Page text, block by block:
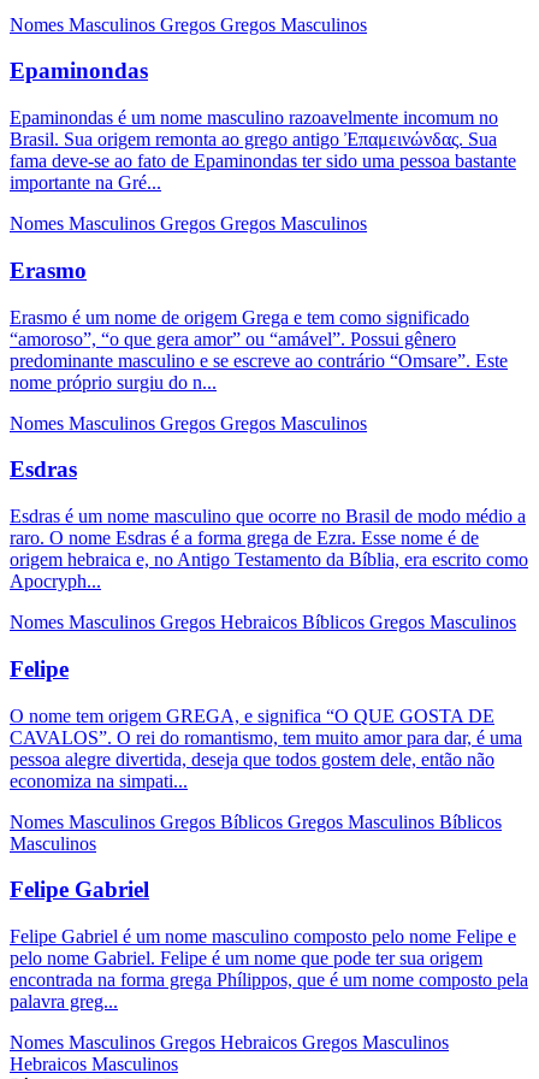
Nomes Masculinos Gregos Gregos Masculinos
Epaminondas
Epaminondas é um nome masculino razoavelmente incomum no
Brasil. Sua origem remonta ao grego antigo Ἐπαμεινώνδας. Sua
fama deve-se ao fato de Epaminondas ter sido uma pessoa bastante
importante na Gré...
Nomes Masculinos Gregos Gregos Masculinos
Erasmo
Erasmo é um nome de origem Grega e tem como significado
“amoroso”, “o que gera amor” ou “amável”. Possui gênero
predominante masculino e se escreve ao contrário “Omsare”. Este
nome próprio surgiu do n...
Nomes Masculinos Gregos Gregos Masculinos
Esdras
Esdras é um nome masculino que ocorre no Brasil de modo médio a
raro. O nome Esdras é a forma grega de Ezra. Esse nome é de
origem hebraica e, no Antigo Testamento da Bíblia, era escrito como
Apocryph...
Nomes Masculinos Gregos Hebraicos Bíblicos Gregos Masculinos
Felipe
O nome tem origem GREGA, e significa “O QUE GOSTA DE
CAVALOS”. O rei do romantismo, tem muito amor para dar, é uma
pessoa alegre divertida, deseja que todos gostem dele, então não
economiza na simpati...
Nomes Masculinos Gregos Bíblicos Gregos Masculinos Bíblicos
Masculinos
Felipe Gabriel
Felipe Gabriel é um nome masculino composto pelo nome Felipe e
pelo nome Gabriel. Felipe é um nome que pode ter sua origem
encontrada na forma grega Phílippos, que é um nome composto pela
palavra greg...
Nomes Masculinos Gregos Hebraicos Gregos Masculinos
Hebraicos Masculinos